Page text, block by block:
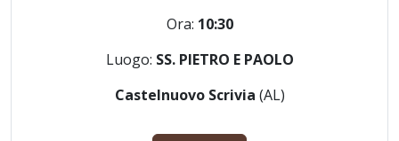
Ora: 10:30
Luogo: SS. PIETRO E PAOLO
Castelnuovo Scrivia (AL)